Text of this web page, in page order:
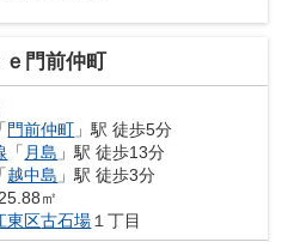
ｅ門前仲町
「 門前仲町 」駅 徒歩5分
「 月島 」駅 徒歩13分
「越中島 」駅 徒歩3分
㎡
東区古石場 １丁目